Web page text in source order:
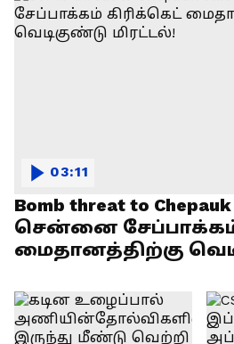
Bomb threat to
சென்னை சேப்பாக்கம்
மைதானத்திற்கு
03:11